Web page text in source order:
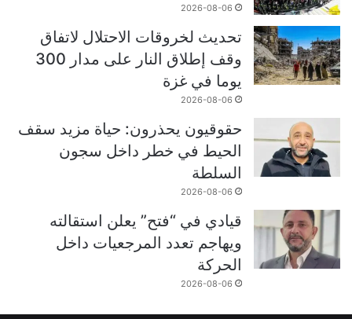
2026-08-06
تحديث لخروقات الاحتلال لاتفاق
وقف إطلاق النار على مدار 300
يوما في غزة
2026-08-06
حقوقيون يحذرون: حياة مزيد سقف
الحيط في خطر داخل سجون
السلطة
2026-08-06
قيادي في “فتح” يعلن استقالته
ويهاجم تعدد المرجعيات داخل
الحركة
2026-08-06